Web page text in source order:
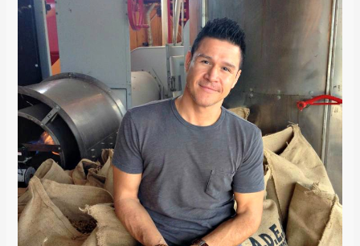
Pruebas,
Gente
Que
Conoces
/
The
Coffee
You
Taste,
The
People